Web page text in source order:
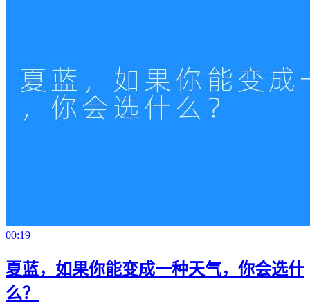
00:19
夏蓝，如果你能变成一种天气，你会选什
么？